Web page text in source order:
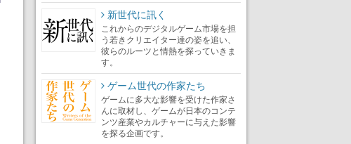
新世代に訊く
これからのデジタルゲーム市場を担
う若きクリエイター達の姿を追い、
彼らのルーツと情熱を探っていきま
す。
ゲーム世代の作家たち
ゲームに多大な影響を受けた作家さ
んに取材し、ゲームが日本のコンテ
ンツ産業やカルチャーに与えた影響
を探る企画です。